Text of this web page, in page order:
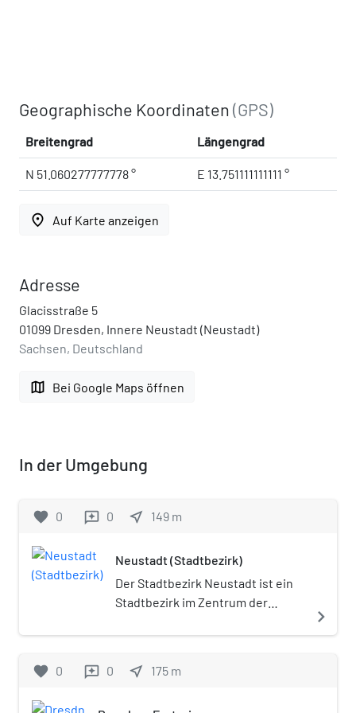
Geographische Koordinaten(GPS)
Breitengrad Längengrad
N 51.060277777778 ° E 13.751111111111 °
place Auf Karte anzeigen
Adresse
Glacisstraße 5
01099 Dresden, Innere Neustadt (Neustadt)
Sachsen, Deutschland
map Bei Google Maps öffnen
In der Umgebung
favorite 0 reviews 0 near_me 149 m
Neustadt (Stadtbezirk)
Der Stadtbezirk Neustadt ist ein
Stadtbezirk im Zentrum der
Dresden. Mit Wirkung vom 13.
öffentlichen Bekanntmachung
navigate_next
favorite 0 reviews 0 near_me 175 m